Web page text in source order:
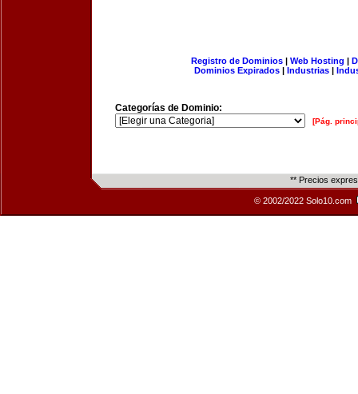
Registro de Dominios| Web Hosting |
Dominios Expirados | Industrias |
Categorías de Dominio:
[Pág.
** Precios
© 2002/2022 Solo10.com